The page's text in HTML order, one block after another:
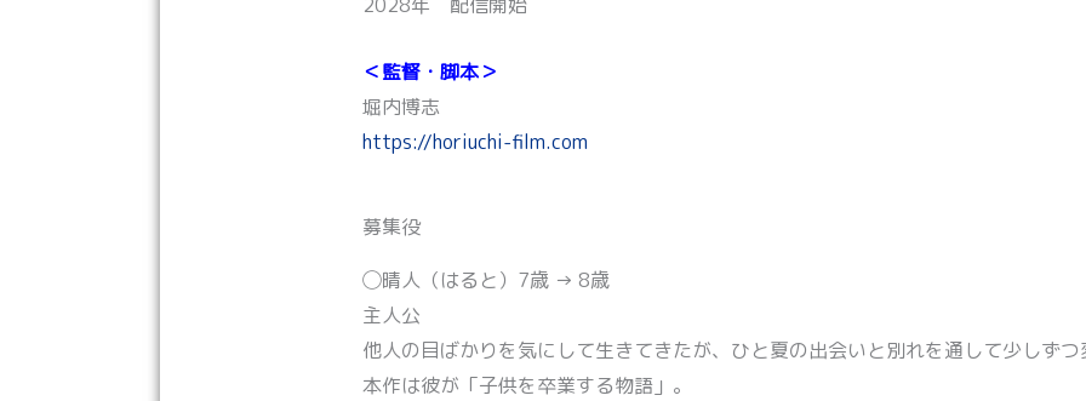
＜監督・脚本＞
堀内博志
https://horiuchi-film.com
募集役
◯晴人（はると）7歳 → 8歳
主人公
他人の目ばかりを気にして生きてきたが、ひと夏の出会いと別れを通して少しずつ
本作は彼が「子供を卒業する物語」。